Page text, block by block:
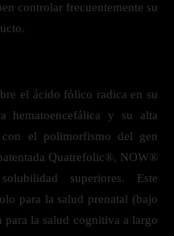
controlar frecuentemente su
el ácido fólico radica en su
hematoencefálica y su alta
con el polimorfismo del gen
Quatrefolic®, NOW®
superiores. Este
para la salud prenatal (bajo
para la salud cognitiva a largo